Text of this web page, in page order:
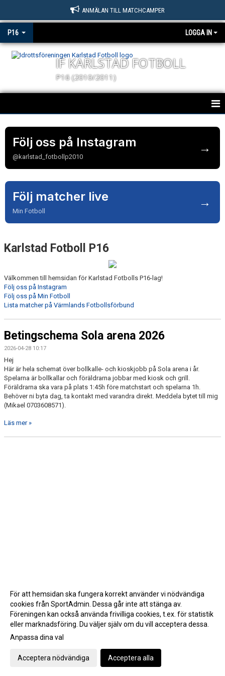
ANMÄLAN TILL MATCHCAMPER
P16 LOGGA IN
IF KARLSTAD FOTBOLL
P16 (2010/2011)
NYHETER
KALENDER
TRUPPEN
DOKUMENT
KONTAKT
TABELL OCH RESULTAT
Följ oss på Instagram
@karlstad_fotbollp2010
→
Följ matcher live
Min Fotboll
→
Karlstad Fotboll P16
Välkommen till hemsidan för Karlstad Fotbolls P16-lag!
Följ oss på Instagram
Följ oss på Min Fotboll
Lista matcher på Värmlands Fotbollsförbund
Betingschema Sola arena 2026
2026-04-28 10:17
Hej
Här är hela schemat över bollkalle- och kioskjobb på Sola arena i år.
Spelarna är bollkallar och föräldrarna jobbar med kiosk och grill.
Föräldrarna ska vara på plats 1:45h före matchstart och spelarna 1h.
Behöver ni byta dag, ta kontakt med varandra direkt. Meddela bytet till mig
(Mikael 0703608571).
Läs mer »
Gå till Webbversion
För att hemsidan ska fungera korrekt använder vi nödvändiga
cookies från SportAdmin. Dessa går inte att stänga av.
Föreningen kan också använda frivilliga cookies, t.ex. för statistik
eller marknadsföring. Du väljer själv om du vill acceptera dessa.
Anpassa dina val
Acceptera nödvändiga Acceptera alla